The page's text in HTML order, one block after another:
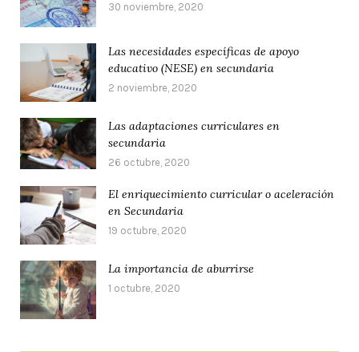
30 noviembre, 2020
Las necesidades específicas de apoyo
educativo (NESE) en secundaria
2 noviembre, 2020
Las adaptaciones curriculares en
secundaria
26 octubre, 2020
El enriquecimiento curricular o aceleración
en Secundaria
19 octubre, 2020
La importancia de aburrirse
1 octubre, 2020